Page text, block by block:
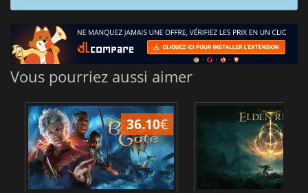
Vous pourriez aussi aimer
36.10€